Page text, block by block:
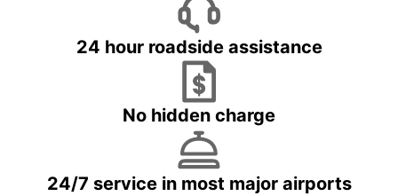
24 hour roadside assistance
No hidden charge
24/7 service in most major airports